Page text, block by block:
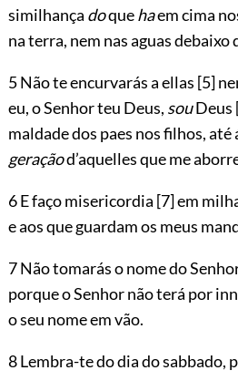
similhança doquehaem cima
na terra, nem nas aguas debaixo
5 Não te encurvarás a ellas [5]
eu, o Senhor teu Deus, souDeus
maldade dos paes nos filhos,
geraçãod’aquelles que me
6 E faço misericordia [7]em
e aos que guardam os meus
7 Não tomarás o nome do
porque o Senhor não terá por
o seu nome em vão.
8 Lembra-te do dia do sabbado,